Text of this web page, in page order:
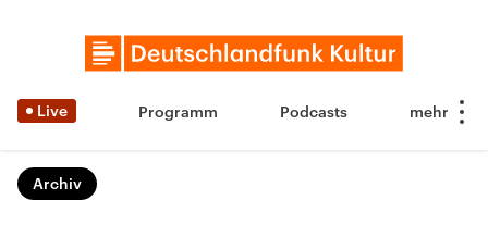
Live Programm Podcasts
Archiv